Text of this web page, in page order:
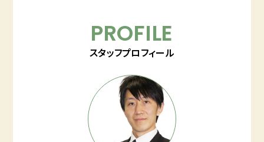
PROFILE
スタッフプロフィール